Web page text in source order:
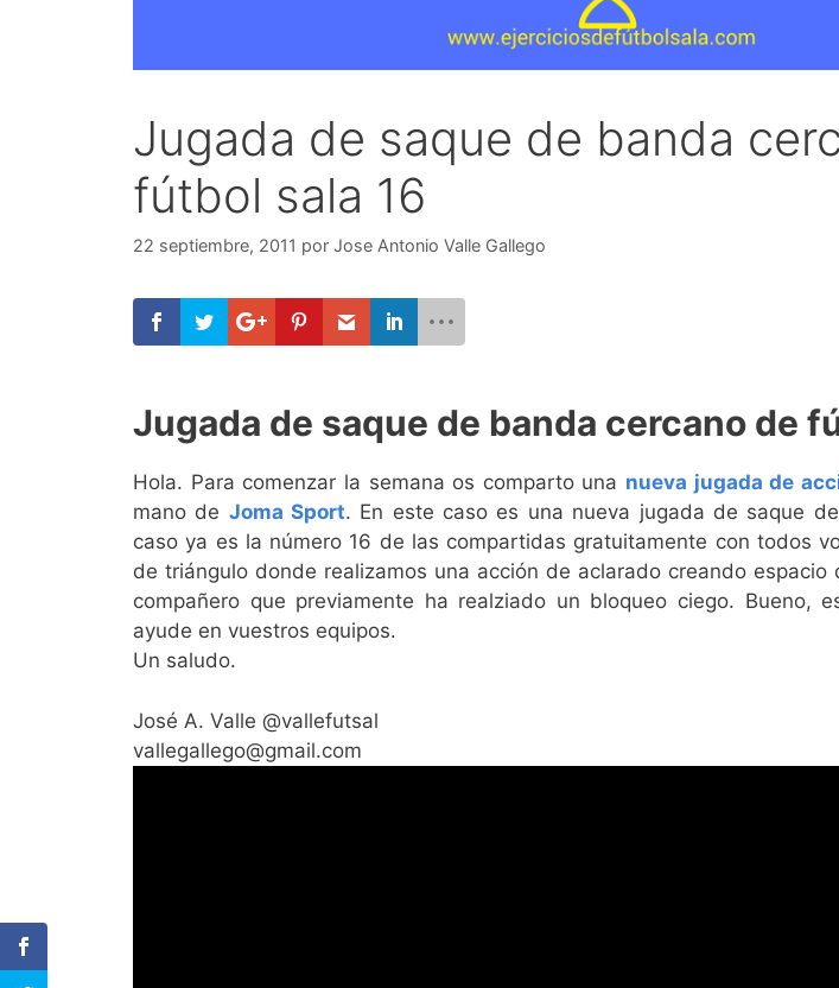
Jugada de saque de banda
fútbol sala 16
22 septiembre, 2011 por Jose Antonio Valle Gallego
Jugada de saque de banda cercano de
Hola. Para comenzar la semana os comparto una nueva jugada de
mano de Joma Sport. En este caso es una nueva jugada de saque
caso ya es la número 16 de las compartidas gratuitamente con todos
de triángulo donde realizamos una acción de aclarado creando espacio
compañero que previamente ha realziado un bloqueo ciego. Bueno,
ayude en vuestros equipos.
Un saludo.
José A. Valle @vallefutsal
vallegallego@gmail.com